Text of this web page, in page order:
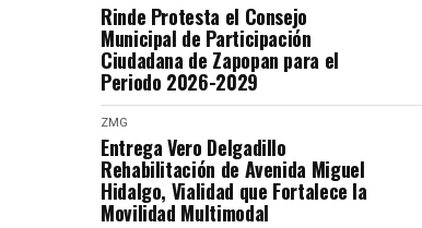
Rinde Protesta el Consejo
Municipal de Participación
Ciudadana de Zapopan para el
Periodo 2026-2029
ZMG
Entrega Vero Delgadillo
Rehabilitación de Avenida Miguel
Hidalgo, Vialidad que Fortalece la
Movilidad Multimodal